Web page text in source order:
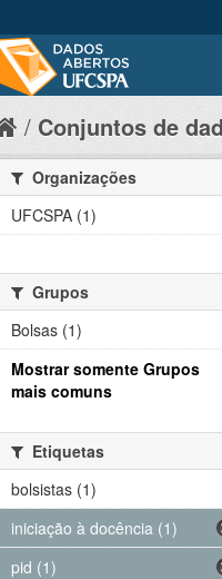
Conjuntos de
Organizações
UFCSPA (1)
Grupos
Bolsas (1)
Mostrar somente Grupos
mais comuns
Etiquetas
bolsistas (1)
iniciação à docência (1)
pid (1)